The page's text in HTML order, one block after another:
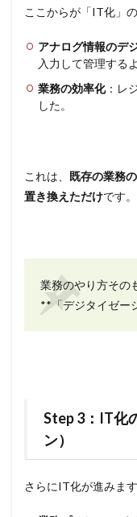
ここからが「IT化」の
アナログ情報のデ
入力して管理する
業務の効率化：レ
した。
これは、 既存の業務
置き換えただけです。
業務のやり方その
**「デジタイゼー
Step 3：IT化
ン）
さらにIT化が進みます